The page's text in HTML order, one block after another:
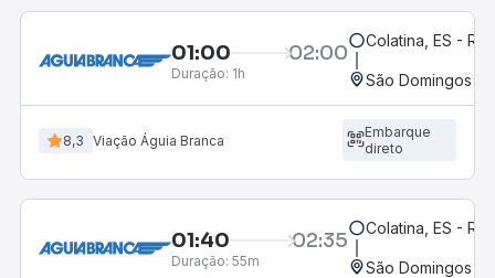
01:00 02:00
Duração: 1h
Colatina, ES -
São Domingos
8,3 Viação Águia Branca
Embarque
direto
01:40 02:35
Duração: 55m
Colatina, ES -
São Domingos